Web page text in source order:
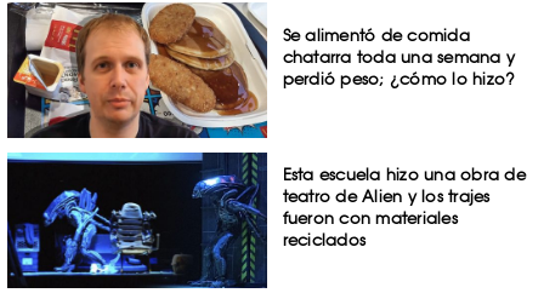
Se alimentó de comida
chatarra toda una semana y
perdió peso; ¿cómo lo hizo?
Esta escuela hizo una obra de
teatro de Alien y los trajes
fueron con materiales
reciclados